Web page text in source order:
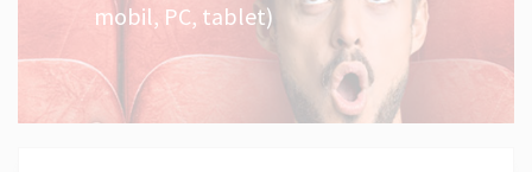
mobil, PC, tablet)